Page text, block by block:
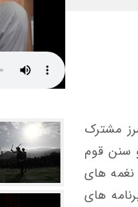
مشترک
سنن قوم
های
های